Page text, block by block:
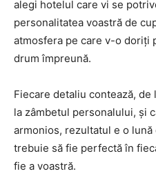
alegi hotelul care vi se
personalitatea voastră de
atmosfera pe care v-o doriți
drum împreună.
Fiecare detaliu contează, de
la zâmbetul personalului, și
armonios, rezultatul e o
trebuie să fie perfectă în
fie a voastră.